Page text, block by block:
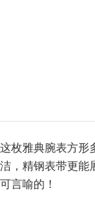
这枚雅典腕表方形
洁，精钢表带更能
可言喻的！